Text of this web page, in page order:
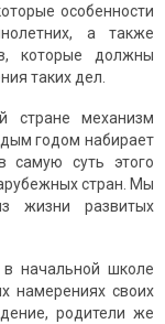
особенности
а также
которые должны
таких дел.
стране механизм
годом набирает
самую суть этого
стран. Мы
жизни развитых
начальной школе
намерениях своих
родители же